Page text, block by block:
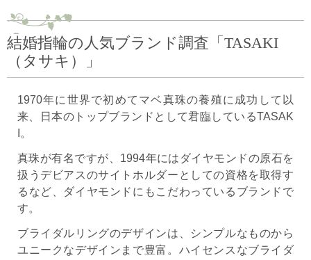
結婚指輪の人気ブランド調査「TASAKI
（タサキ）」
1970年に世界で初めてマベ真珠の養殖に成功して以
来、日本のトップブランドとして君臨しているTASAK
I。
真珠が有名ですが、1994年にはダイヤモンドの原石を
扱うデビアスのサイトホルダーとしての資格を取得す
るなど、ダイヤモンドにもこだわっているブランドで
す。
ブライダルリングのデザインは、シンプルなものから
ユニークなデザインまで豊富。ハイセンスなブライダ